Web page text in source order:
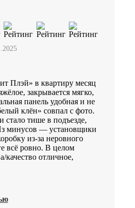
Плэй» в квартиру месяц
закрывается мягко,
панель удобная и не
клён» совпал с фото.
тише в подъезде,
минусов — установщики
из-за неровного
всё ровно. В целом
качество отличное,